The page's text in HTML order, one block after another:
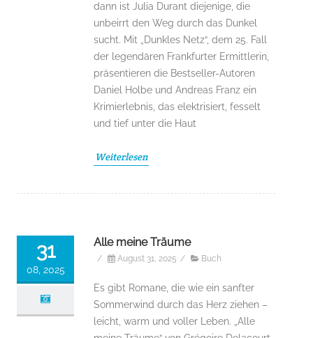
dann ist Julia Durant diejenige, die
unbeirrt den Weg durch das Dunkel
sucht. Mit „Dunkles Netz“, dem 25. Fall
der legendären Frankfurter Ermittlerin,
präsentieren die Bestseller-Autoren
Daniel Holbe und Andreas Franz ein
Krimierlebnis, das elektrisiert, fesselt
und tief unter die Haut
Weiterlesen
31
08, 2025
Alle meine Träume
/ August 31, 2025 / Buch
Es gibt Romane, die wie ein sanfter
Sommerwind durch das Herz ziehen –
leicht, warm und voller Leben. „Alle